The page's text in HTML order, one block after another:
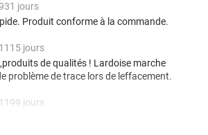
jours
Produit conforme à la commande.
jours
de qualités ! Lardoise marche
problème de trace lors de leffacement.
jours